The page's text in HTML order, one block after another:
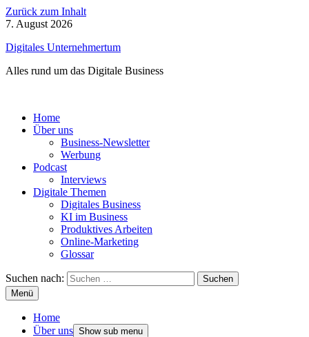
Zurück zum Inhalt
7. August 2026
Digitales Unternehmertum
Alles rund um das Digitale Business
Home
Über uns
Business-Newsletter
Werbung
Podcast
Interviews
Digitale Themen
Digitales Business
KI im Business
Produktives Arbeiten
Online-Marketing
Glossar
Suchen nach:
Menü
Home
Über uns Show sub menu